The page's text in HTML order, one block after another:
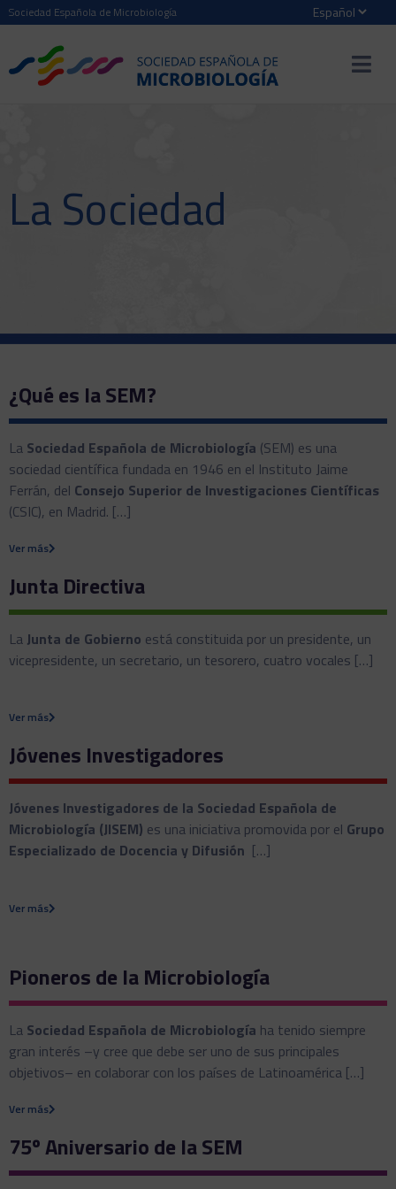
Sociedad Española de Microbiología
La Sociedad
¿Qué es la SEM?
La Sociedad Española de Microbiología (SEM) es una
sociedad científica fundada en 1946 en el Instituto Jaime
Ferrán, del Consejo Superior de Investigaciones Científicas
(CSIC), en Madrid. […]
Ver más
Junta Directiva
La Junta de Gobierno está constituida por un presidente, un
vicepresidente, un secretario, un tesorero, cuatro vocales […]
Ver más
Jóvenes Investigadores
Jóvenes Investigadores de la Sociedad Española de
Microbiología (JISEM) es una iniciativa promovida por el Grupo
Especializado de Docencia y Difusión […]
Ver más
Pioneros de la Microbiología
La Sociedad Española de Microbiología ha tenido siempre
gran interés –y cree que debe ser uno de sus principales
objetivos– en colaborar con los países de Latinoamérica […]
Ver más
75º Aniversario de la SEM